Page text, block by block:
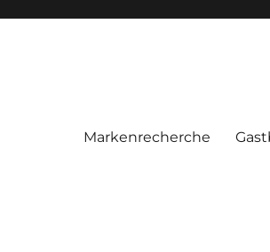
Markenrecherche